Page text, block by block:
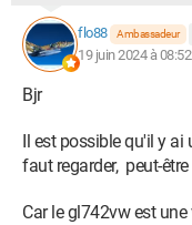
flo88 Ambassadeur
19 juin 2024 à 08:52
Bjr
Il est possible qu'il y ai
faut regarder, peut-
Car le gl742vw est